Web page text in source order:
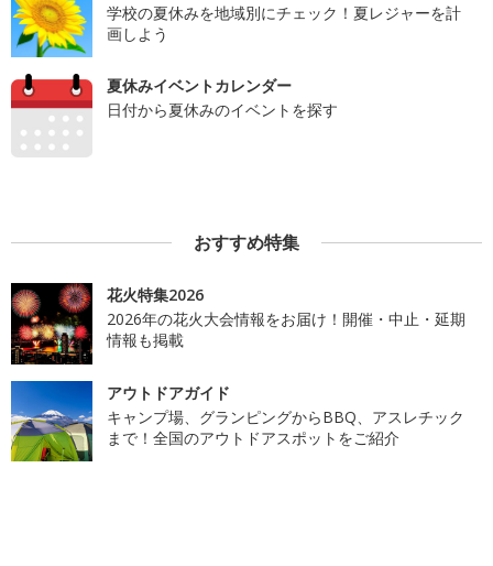
学校の夏休みを地域別にチェック！夏レジャーを計
画しよう
夏休みイベントカレンダー
日付から夏休みのイベントを探す
おすすめ特集
花火特集2026
2026年の花火大会情報をお届け！開催・中止・延期
情報も掲載
アウトドアガイド
キャンプ場、グランピングからBBQ、アスレチック
まで！全国のアウトドアスポットをご紹介